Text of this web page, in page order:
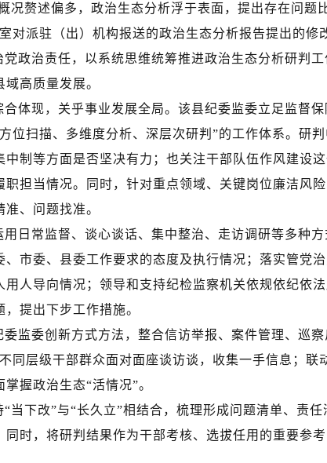
况赘述偏多，政治生态分析浮于表面 ，提出存在问题
对派驻（出）机构报送的政治生态分析报告提出的修
政治责任，以系统思维统筹推进政治生态分析研判
高质量发展。
体现，关乎事业发展全局。 该县纪委监委立足监督
位扫描、多维度分析、深层次研判”的工作体系。研
制等方面是否坚决有力；也关注干部队伍作风建设
担当情况。同时，针对重点领域、关键岗位廉洁风
、问题找准。
用日常监督、谈心谈话、集中整治、走访调研等多种方
、市委、县委工作要求的态度及执行情况 ； 落实管党
用人导向情况 ； 领导和支持纪检监察机关依规依纪依
提出下步工作措施。
委监委创新方式方法，整合信访举报、案件管理、巡
同层级干部群众面对面座谈访谈，收集一手信息；
握政治生态“活情况”。
“当下改”与“长久立”相结合，梳理形成问题清单、责
时，将研判结果作为干部考核、选拔任用的重要参